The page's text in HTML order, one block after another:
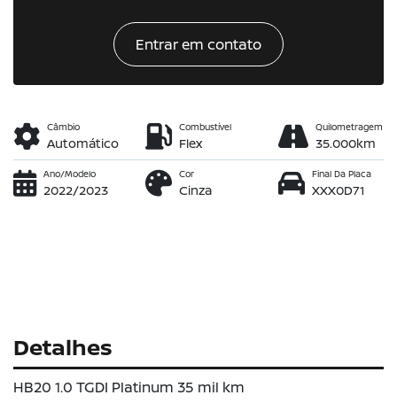
Entrar em contato
Câmbio
Automático
Combustível
Flex
Quilometragem
35.000km
Ano/Modelo
2022/2023
Cor
Cinza
Final Da Placa
XXX0D71
Detalhes
HB20 1.0 TGDI Platinum 35 mil km